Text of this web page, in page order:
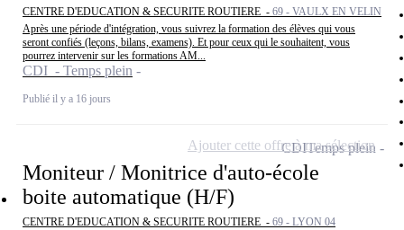
CENTRE D'EDUCATION & SECURITE ROUTIERE - 69 - VAULX EN VELIN
Après une période d'intégration, vous suivrez la formation des élèves qui vous
seront confiés (leçons, bilans, examens). Et pour ceux qui le souhaitent, vous
pourrez intervenir sur les formations AM...
CDI - Temps plein
Publié il y a 16 jours
Moniteur / Monitrice d'auto-école
boite automatique (H/F)
CENTRE D'EDUCATION & SECURITE ROUTIERE - 69 - LYON 04
CDITemps plein
Ajouter cette offre à ma sélection